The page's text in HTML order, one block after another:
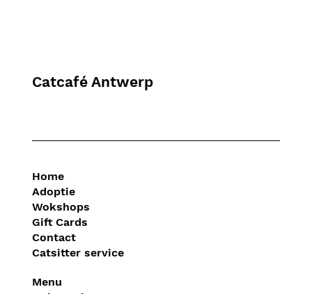
Catcafé Antwerp
Home
Adoptie
Wokshops
Gift Cards
Contact
Catsitter service
Menu